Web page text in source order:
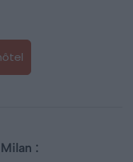
: